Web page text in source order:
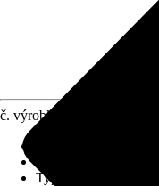
č. výrobku
Typ přenosu